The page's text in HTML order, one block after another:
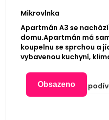
Mikrovlnka
Apartmán A3 se
domu.Apartmán má
koupelnu se sprchou a
vybavenou kuchyní,
Obsazeno